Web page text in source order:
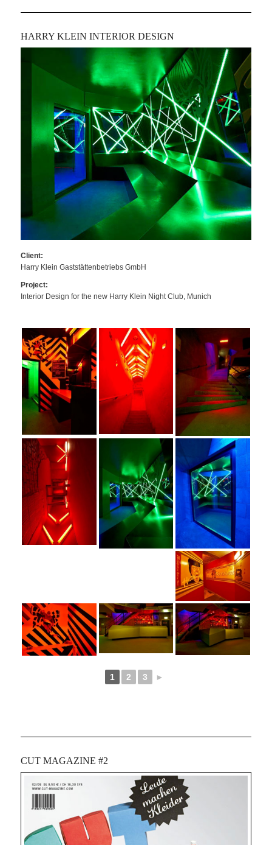
HARRY KLEIN INTERIOR DESIGN
Client:
Harry Klein Gaststättenbetriebs GmbH
Project:
Interior Design for the new Harry Klein Night Club, Munich
1 2 3 ►
CUT MAGAZINE #2